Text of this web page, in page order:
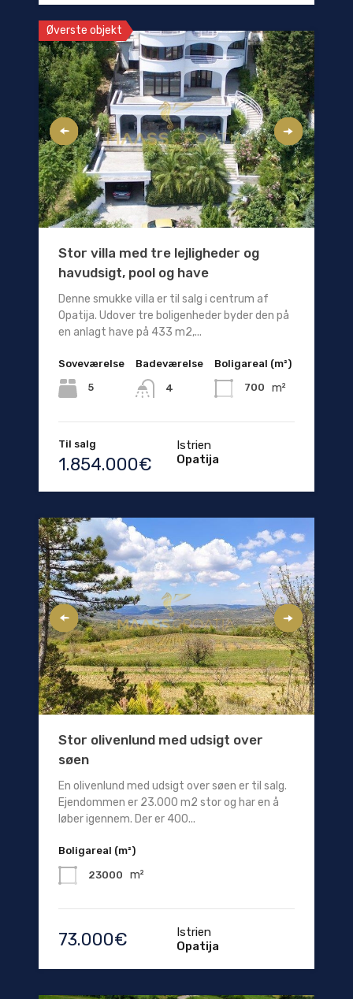
Øverste objekt
Stor villa med tre lejligheder og
havudsigt, pool og have
Denne smukke villa er til salg i centrum af
Opatija. Udover tre boligenheder byder den på
en anlagt have på 433 m2,...
Soveværelse
5
Badeværelse
4
Boligareal (m²)
700 m²
Til salg
1.854.000€
Istrien
Opatija
Stor olivenlund med udsigt over
søen
En olivenlund med udsigt over søen er til salg.
Ejendommen er 23.000 m2 stor og har en å
løber igennem. Der er 400...
Boligareal (m²)
23000 m²
73.000€
Istrien
Opatija